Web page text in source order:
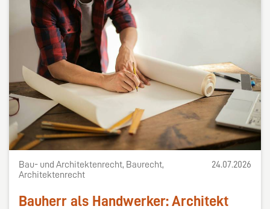
Bau- und Architektenrecht, Baurecht,
Architektenrecht
24.07.2026
Bauherr als Handwerker: Architekt